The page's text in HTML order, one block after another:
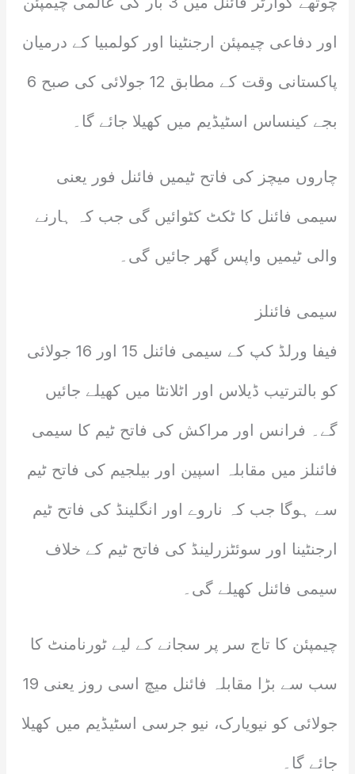
اور دفاعی چیمپئن ارجنٹینا اور کولمبیا کے درمیان
پاکستانی وقت کے مطابق 12 جولائی کی صبح 6
بجے کینساس اسٹیڈیم میں کھیلا جائے گا۔
چاروں میچز کی فاتح ٹیمیں فائنل فور یعنی
سیمی فائنل کا ٹکٹ کٹوائیں گی جب کہ ہارنے
والی ٹیمیں واپس گھر جائیں گی۔
سیمی فائنلز
فیفا ورلڈ کپ کے سیمی فائنل 15 اور 16 جولائی
کو بالترتیب ڈیلاس اور اٹلانٹا میں کھیلے جائیں
گے۔ فرانس اور مراکش کی فاتح ٹیم کا سیمی
فائنلز میں مقابلہ اسپین اور بیلجیم کی فاتح ٹیم
سے ہوگا جب کہ ناروے اور انگلینڈ کی فاتح ٹیم
ارجنٹینا اور سوئٹزرلینڈ کی فاتح ٹیم کے خلاف
سیمی فائنل کھیلے گی۔
چیمپئن کا تاج سر پر سجانے کے لیے ٹورنامنٹ کا
سب سے بڑا مقابلہ فائنل میچ اسی روز یعنی 19
جولائی کو نیویارک، نیو جرسی اسٹیڈیم میں کھیلا
جائے گا۔